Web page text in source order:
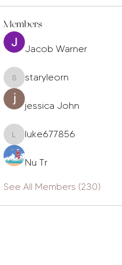
Members
Jacob Warner
staryleorn
staryleorn
jessica John
luke677856
luke677856
Nu Tr
See All Members (230)